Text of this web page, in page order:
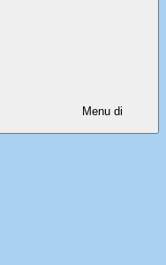
Menu di